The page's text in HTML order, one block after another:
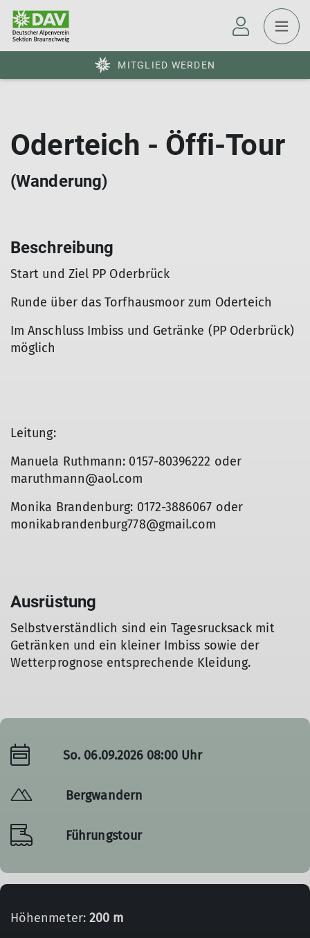
MITGLIED WERDEN
Oderteich - Öffi-Tour
(Wanderung)
Beschreibung
Start und Ziel PP Oderbrück
Runde über das Torfhausmoor zum Oderteich
Im Anschluss Imbiss und Getränke (PP Oderbrück)
möglich
Leitung:
Manuela Ruthmann: 0157-80396222 oder
maruthmann@aol.com
Monika Brandenburg: 0172-3886067 oder
monikabrandenburg778@gmail.com
Ausrüstung
Selbstverständlich sind ein Tagesrucksack mit
Getränken und ein kleiner Imbiss sowie der
Wetterprognose entsprechende Kleidung.
So. 06.09.2026 08:00 Uhr
Bergwandern
Führungstour
Höhenmeter: 200 m